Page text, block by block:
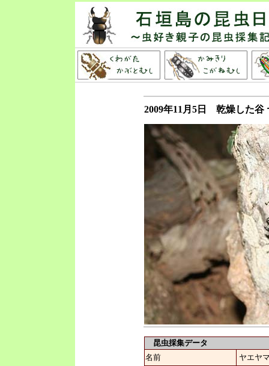
2009年11月5日 乾燥した谷
昆虫採集データ
名前
ヤエヤ